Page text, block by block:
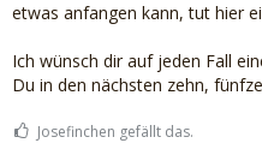
etwas anfangen kann, tut hier
Ich wünsch dir auf jeden Fall
Du in den nächsten zehn,
Josefinchen gefällt das.